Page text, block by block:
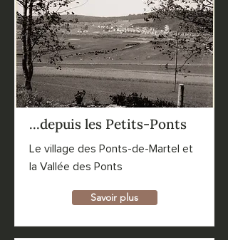
...depuis les Petits-Ponts
Le village des Ponts-de-Martel et
la Vallée des Ponts
Savoir plus